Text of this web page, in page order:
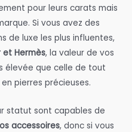
pour leurs carats mais
Si vous avez des
de luxe les plus influentes,
et Hermès, la valeur de vos
élevée que celle de tout
pierres précieuses.
statut sont capables de
accessoires, donc si vous